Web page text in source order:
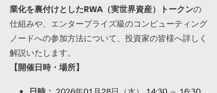
業化を裏付けとしたRWA（実世界資産）トークンの
仕組みや、エンタープライズ級のコンピューティング
ノードへの参加方法について、投資家の皆様へ詳しく
解説いたします。
【開催日時・場所】
日時： 2026年01月28日（水） 14:30 ～ 16:30